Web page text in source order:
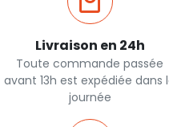
Livraison en 24h
Toute commande passée
avant 13h est expédiée dans
journée